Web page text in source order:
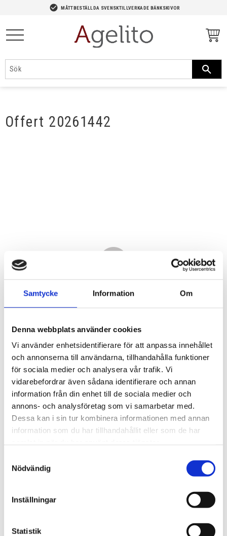
Samtycke Information Om
Denna webbplats använder cookies
Vi använder enhetsidentifierare för att anpassa innehållet
och annonserna till användarna, tillhandahålla funktioner
för sociala medier och analysera vår trafik. Vi
vidarebefordrar även sådana identifierare och annan
information från din enhet till de sociala medier och
annons- och analysföretag som vi samarbetar med.
Dessa kan i sin tur kombinera informationen med annan
information som du har tillhandahållit eller som de har
Nödvändig
Inställningar
Statistik
check_circle MÅTTBESTÄLLDA SVENSKTILLVERKADE BÄNKSKIVOR
Offert 20261442
16 890,00KR
Antal
Lagervara
Artikelnr
20261442